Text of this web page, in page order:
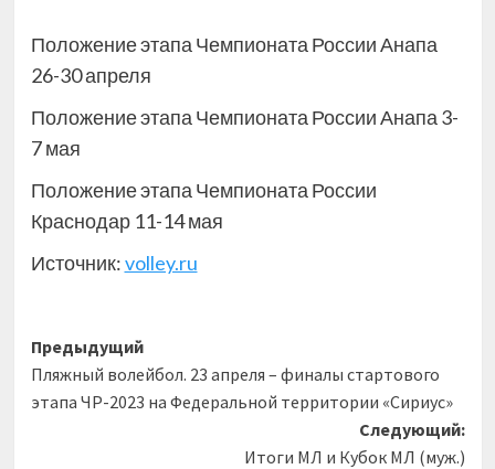
Положение этапа Чемпионата России Анапа
26-30 апреля
Положение этапа Чемпионата России Анапа 3-
7 мая
Положение этапа Чемпионата России
Краснодар 11-14мая
Источник:volley.ru
Навигация
записи
Предыдущий
Пляжный волейбол. 23 апреля – финалы стартового
этапа ЧР-2023 на Федеральной территории «Сириус»
Следующий:
Итоги МЛ и Кубок МЛ (муж.)